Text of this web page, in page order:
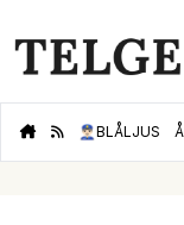
👮🏻‍♂️BLÅLJUS